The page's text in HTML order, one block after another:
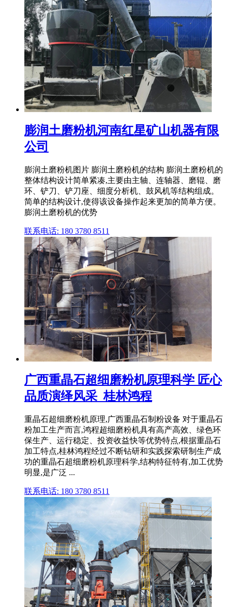
膨润土磨粉机河南红星矿山机器有限
公司
膨润土磨粉机图片 膨润土磨粉机的结构 膨润土磨粉机的
整体结构设计简单紧凑,主要由主轴、连轴器、磨辊、磨
环、铲刀、铲刀座、细度分析机、鼓风机等结构组成。
简单的结构设计,使得该设备操作起来更加的简单方便。
膨润土磨粉机的优势
联系电话: 180 3780 8511
广西重晶石超细磨粉机原理科学 匠心
品质演绎风采_桂林鸿程
重晶石超细磨粉机原理,广西重晶石制粉设备 对于重晶石
粉加工生产而言,鸿程超细磨粉机具有高产高效、绿色环
保生产、运行稳定、投资收益快等优势特点,根据重晶石
加工特点,桂林鸿程经过不断钻研和实践探索研制生产成
功的重晶石超细磨粉机原理科学,结构特征特有,加工优势
明显,是广泛 ...
联系电话: 180 3780 8511